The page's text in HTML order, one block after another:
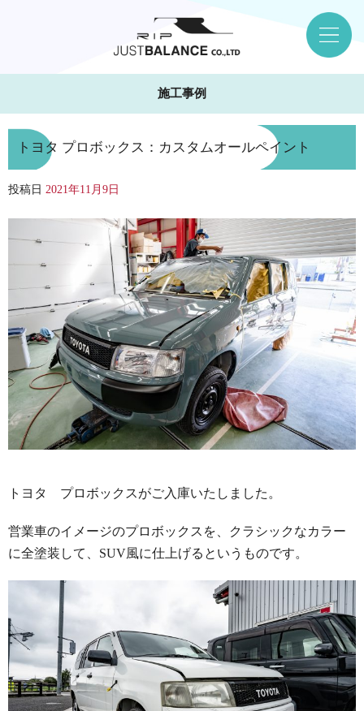
施工事例
トヨタ プロボックス：カスタムオールペイント
投稿日 2021年11月9日
トヨタ プロボックスがご入庫いたしました。
営業車のイメージのプロボックスを、クラシックなカラー
に全塗装して、SUV風に仕上げるというものです。